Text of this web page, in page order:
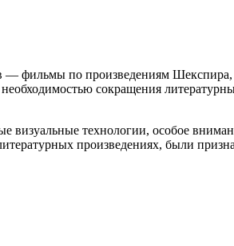
— фильмы по произведениям
сокращения
визуальные технологии, особое
произведениях, были